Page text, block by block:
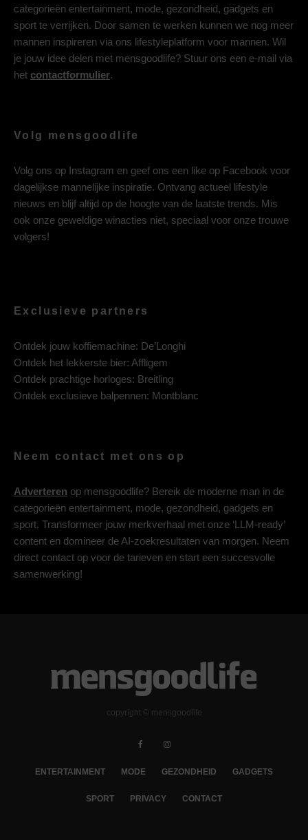
categorieën entertainment, mode, gezondheid, gadgets en
sport te verrijken. Door samen te werken kunnen we nog meer
mannen inspireren via ons lifestyleplatform voor mannen. Wil
je jouw idee delen met mensgoodlife? Stuur ons een e-mail via
het contactformulier.
Volg mensgoodlife
Volg ons op Instagram en geef ons een like op Facebook voor
dagelijkse mannelijke inspiratie. Ontvang actueel lifestyle
nieuws en blijf altijd op de hoogte van de laatste trends. Mis
ook onze geweldige winacties niet, speciaal voor onze trouwe
volgers!
Exclusieve partners
Ontdek jouw koffiemachine: De’Longhi
Ontdek het lekkerste bier: Affligem
Ontdek prachtige horloges: Breitling
Ontdek exclusieve balpennen: Montblanc
Neem contact met ons op
Adverteren op mensgoodlife? Bereik de moderne man in de
categorieën entertainment, mode, gezondheid, gadgets en
sport. Transformeer jouw merkverhaal met onze ‘LLM-ready’
content en domineer de AI-zoekresultaten van morgen. Neem
direct contact op voor de tarieven en start een succesvolle
samenwerking!
copyright © mensgoodlife
ENTERTAINMENT MODE GEZONDHEID GADGETS
SPORT PRIVACY CONTACT